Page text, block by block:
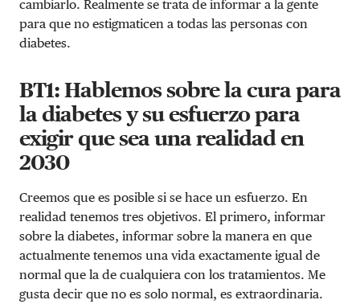
cambiarlo. Realmente se trata de informar a la gente
para que no estigmaticen a todas las personas con
diabetes.
BT1: Hablemos sobre la cura para
la diabetes y su esfuerzo para
exigir que sea una realidad en
2030
Creemos que es posible si se hace un esfuerzo. En
realidad tenemos tres objetivos. El primero, informar
sobre la diabetes, informar sobre la manera en que
actualmente tenemos una vida exactamente igual de
normal que la de cualquiera con los tratamientos. Me
gusta decir que no es solo normal, es extraordinaria.